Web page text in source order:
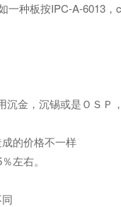
种板按IPC-A-6013
金，沉锡或是ＯＳＰ
的价格不一样
左右。